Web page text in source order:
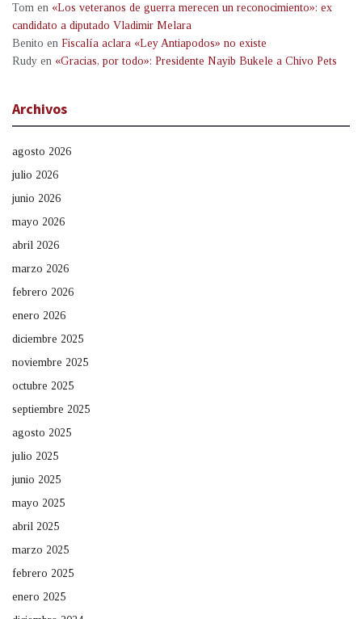
Tom en «Los veteranos de guerra merecen un reconocimiento»: ex
candidato a diputado Vladimir Melara
Benito en Fiscalía aclara «Ley Antiapodos» no existe
Rudy en «Gracias, por todo»: Presidente Nayib Bukele a Chivo Pets
Archivos
agosto 2026
julio 2026
junio 2026
mayo 2026
abril 2026
marzo 2026
febrero 2026
enero 2026
diciembre 2025
noviembre 2025
octubre 2025
septiembre 2025
agosto 2025
julio 2025
junio 2025
mayo 2025
abril 2025
marzo 2025
febrero 2025
enero 2025